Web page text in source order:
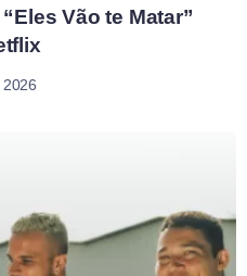
Vão te Matar”